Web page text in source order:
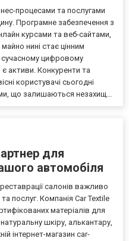
процесами та послугами
Програмне забезпечення з
курсами та веб-сайтами,
нині стає цінним
сучасному цифровому
активи. Конкуренти та
користувачі сьогодні
що залишаються незахищ...
для
автомобіля​
салонів важливо
послуг. Компанія Car Textile
матеріалів для
шкіру, алькантару,
інтернет-магазин car-